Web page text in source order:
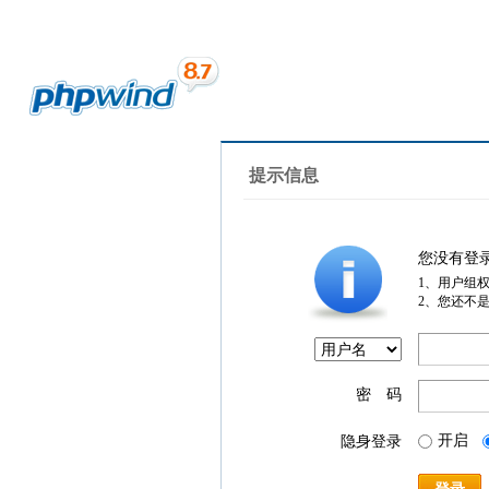
提示信息
您没有登
1、用户组
2、您还不
密 码
隐身登录 开启